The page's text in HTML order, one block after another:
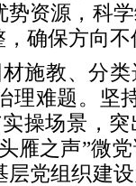
资源，科
确保方向
施教、分
理难题。坚
操场景，
雁之声”微
党组织建